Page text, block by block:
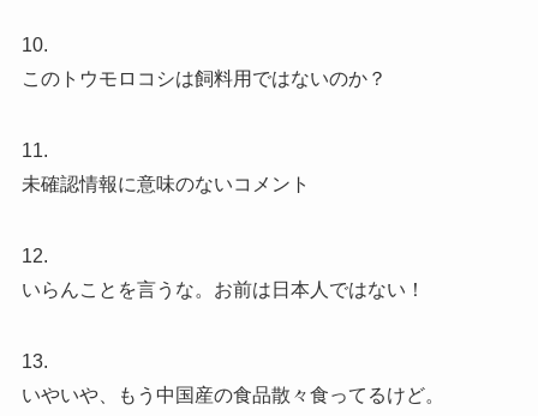
10.
このトウモロコシは飼料用ではないのか？
11.
未確認情報に意味のないコメント
12.
いらんことを言うな。お前は日本人ではない！
13.
いやいや、もう中国産の食品散々食ってるけど。